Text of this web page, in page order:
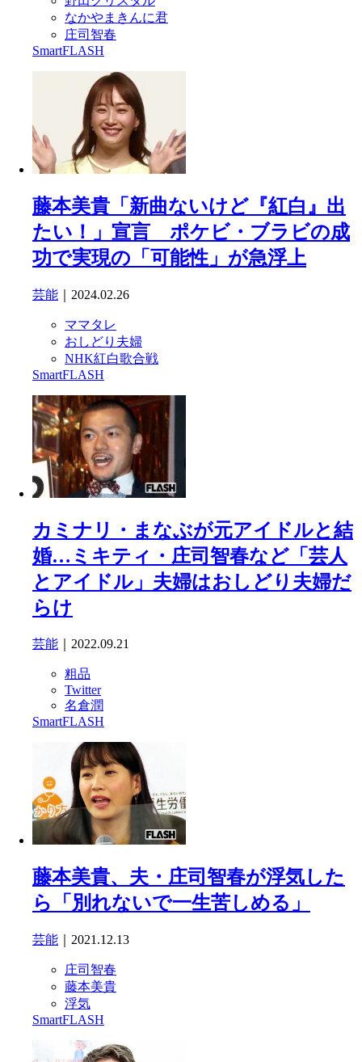
なかやまきんに君
庄司智春
SmartFLASH
藤本美貴「新曲ないけど『紅白』出
たい！」宣言 ポケビ・ブラビの成
功で実現の「可能性」が急浮上
芸能 ｜2024.02.26
ママタレ
おしどり夫婦
NHK紅白歌合戦
SmartFLASH
カミナリ・まなぶが元アイドルと結
婚…ミキティ・庄司智春など「芸人
とアイドル」夫婦はおしどり夫婦だ
らけ
芸能 ｜2022.09.21
粗品
Twitter
名倉潤
SmartFLASH
藤本美貴、夫・庄司智春が浮気した
ら「別れないで一生苦しめる」
芸能 ｜2021.12.13
庄司智春
藤本美貴
浮気
SmartFLASH